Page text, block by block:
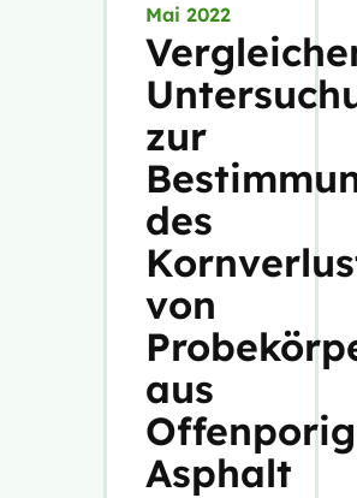
Mai 2022
zur
des
von
aus
Asphalt